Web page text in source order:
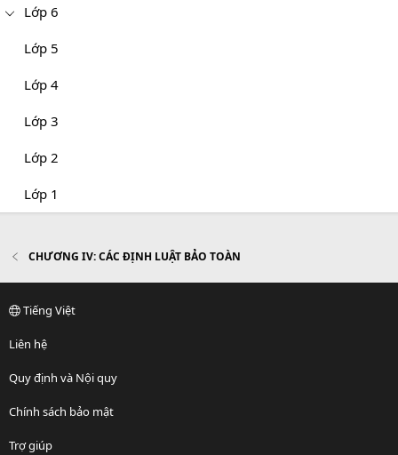
Lớp 6
Lớp 5
Lớp 4
Lớp 3
Lớp 2
Lớp 1
CHƯƠNG IV: CÁC ĐỊNH LUẬT BẢO TOÀN
Tiếng Việt
Liên hệ
Quy định và Nội quy
Chính sách bảo mật
Trợ giúp